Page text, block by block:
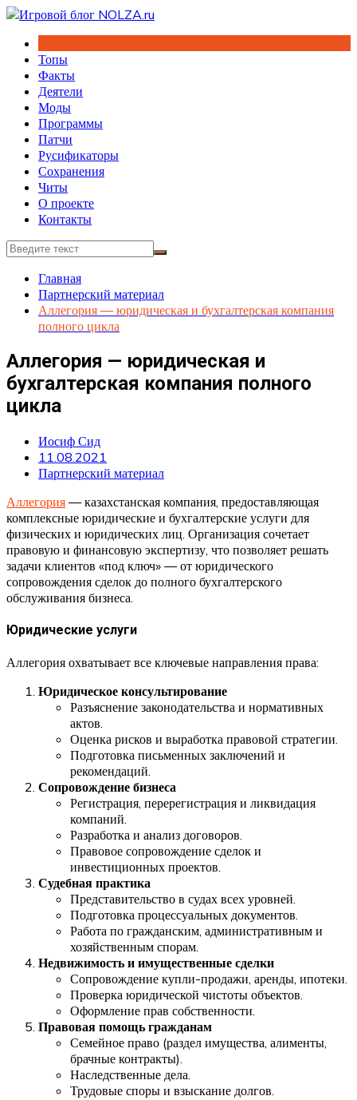
Перейти
содержимому
Топы
Факты
Деятели
Моды
Программы
Патчи
Русификаторы
Сохранения
Читы
О проекте
Контакты
Главная
Партнерский материал
Аллегория — юридическая и бухгалтерская компания
полного цикла
Аллегория — юридическая и
бухгалтерская компания полного
цикла
Иосиф Сид
11.08.2021
Партнерский материал
Аллегория — казахстанская компания, предоставляющая
комплексные юридические и бухгалтерские услуги для
физических и юридических лиц. Организация сочетает
правовую и финансовую экспертизу, что позволяет решать
задачи клиентов «под ключ» — от юридического
сопровождения сделок до полного бухгалтерского
обслуживания бизнеса.
Юридические услуги
Аллегория охватывает все ключевые направления права:
Юридическое консультирование
Разъяснение законодательства и нормативных
актов.
Оценка рисков и выработка правовой стратегии.
Подготовка письменных заключений и
рекомендаций.
Сопровождение бизнеса
Регистрация, перерегистрация и ликвидация
компаний.
Разработка и анализ договоров.
Правовое сопровождение сделок и
инвестиционных проектов.
Судебная практика
Представительство в судах всех уровней.
Подготовка процессуальных документов.
Работа по гражданским, административным и
хозяйственным спорам.
Недвижимость и имущественные сделки
Сопровождение купли-продажи, аренды, ипотеки.
Проверка юридической чистоты объектов.
Оформление прав собственности.
Правовая помощь гражданам
Семейное право (раздел имущества, алименты,
брачные контракты).
Наследственные дела.
Трудовые споры и взыскание долгов.